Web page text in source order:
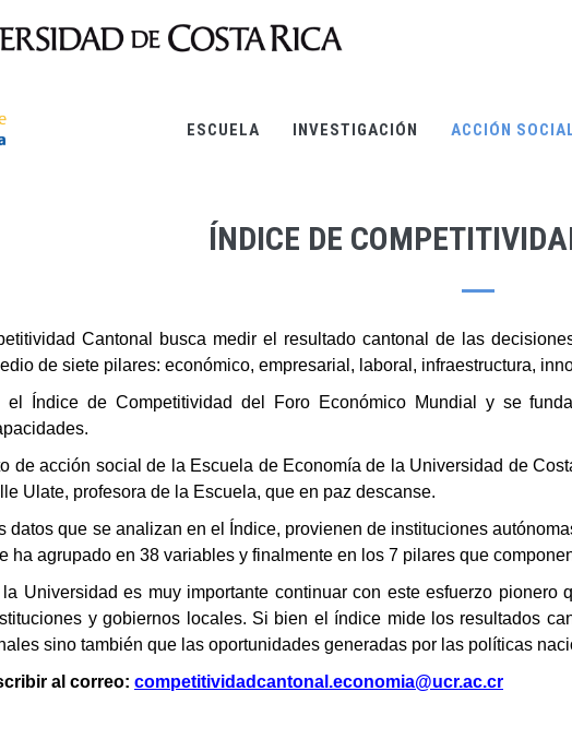
ESCUELA INVESTIGACIÓN ACCIÓN
ÍNDICE DE
Cantonal busca medir el resultado cantonal de las
de siete pilares: económico, empresarial, laboral, infraestructura,
el Índice de Competitividad del Foro Económico Mundial y se
de acción social de la Escuela de Economía de la Universidad de
Ulate, profesora de la Escuela, que en paz descanse.
datos que se analizan en el Índice, provienen de instituciones
ha agrupado en 38 variables y finalmente en los 7 pilares que
Universidad es muy importante continuar con este esfuerzo
y gobiernos locales. Si bien el índice mide los resultados
sino también que las oportunidades generadas por las políticas
al correo: competitividadcantonal.economia@ucr.ac.cr